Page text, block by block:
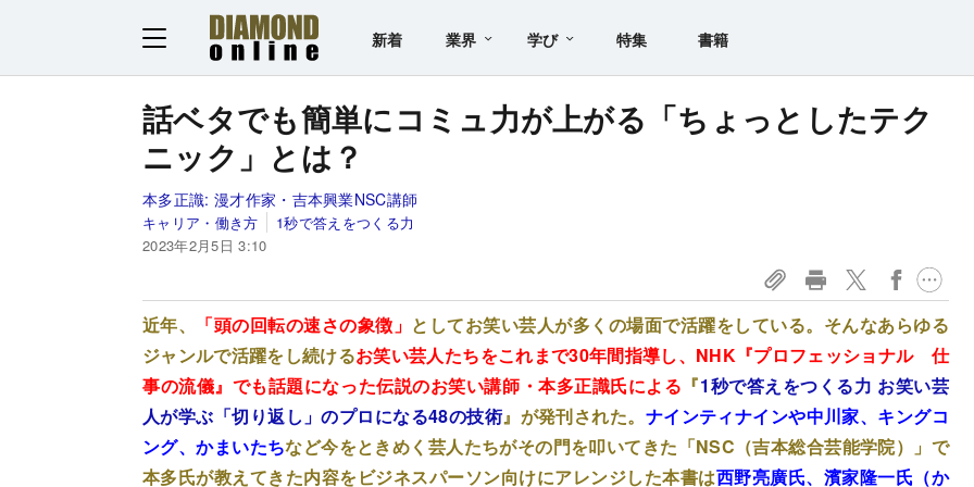
新着 業界 学び 特集 書籍
話ベタでも簡単にコミュ力が上がる「ちょっとしたテク
ニック」とは？
本多正識: 漫才作家・吉本興業NSC講師
キャリア・働き方
1秒で答えをつくる力
2023年2月5日 3:10
近年、 「頭の回転の速さの象徴」 としてお笑い芸人が多くの場面で活躍をしている。そんなあらゆる
ジャンルで活躍をし続けるお笑い芸人たちをこれまで30年間指導し、NHK『プロフェッショナル 仕
事の流儀』でも話題になった伝説のお笑い講師・本多正識氏による 『1秒で答えをつくる力 お笑い芸
人が学ぶ「切り返し」のプロになる48の技術』が発刊された。 ナインティナインや中川家、キングコ
ング、かまいたちなど今をときめく芸人たちがその門を叩いてきた「NSC（吉本総合芸能学院）」で
本多氏が教えてきた内容をビジネスパーソン向けにアレンジした本書は西野亮廣氏、濱家隆一氏（か